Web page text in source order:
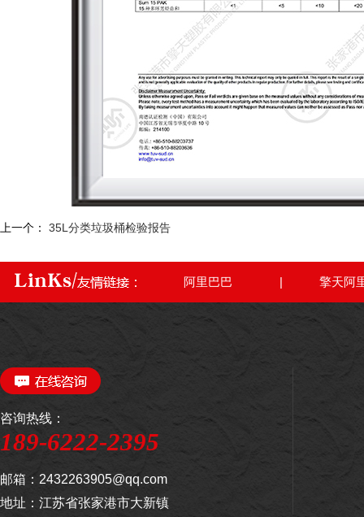
上一个： 35L分类垃圾桶检验报告
阿里巴巴 | 擎天阿
咨询热线：
189-6222-2395
邮箱：2432263905@qq.com
地址：江苏省张家港市大新镇